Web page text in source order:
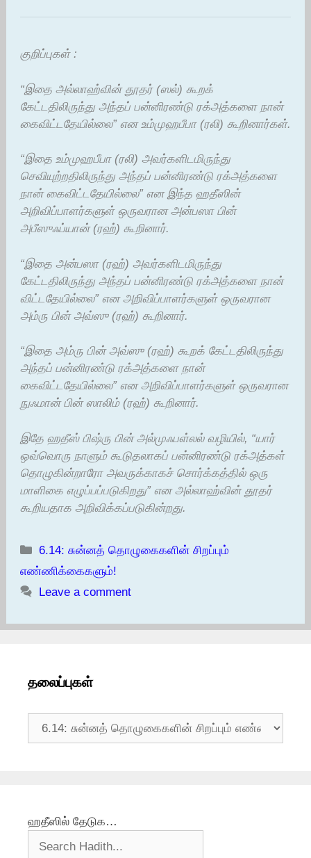
குறிப்புகள் :
“இதை அல்லாஹ்வின் தூதர் (ஸல்) கூறக்
கேட்டதிலிருந்து அந்தப் பன்னிரண்டு ரக்அத்களை நான்
கைவிட்டதேயில்லை” என உம்முஹபீபா (ரலி) கூறினார்கள்.
“இதை உம்முஹபீபா (ரலி) அவர்களிடமிருந்து
செவியுற்றதிலிருந்து அந்தப் பன்னிரண்டு ரக்அத்களை
நான் கைவிட்டதேயில்லை” என இந்த ஹதீஸின்
அறிவிப்பாளர்களுள் ஒருவரான அன்பஸா பின்
அபீஸுஃப்யான் (ரஹ்) கூறினார்.
“இதை அன்பஸா (ரஹ்) அவர்களிடமிருந்து
கேட்டதிலிருந்து அந்தப் பன்னிரண்டு ரக்அத்களை நான்
விட்டதேயில்லை” என அறிவிப்பாளர்களுள் ஒருவரான
அம்ரு பின் அவ்ஸு (ரஹ்) கூறினார்.
“இதை அம்ரு பின் அவ்ஸு (ரஹ்) கூறக் கேட்டதிலிருந்து
அந்தப் பன்னிரண்டு ரக்அத்களை நான்
கைவிட்டதேயில்லை” என அறிவிப்பாளர்களுள் ஒருவரான
நுஃமான் பின் ஸாலிம் (ரஹ்) கூறினார்.
இதே ஹதீஸ் பிஷ்ரு பின் அல்முஃபள்லல் வழியில், “யார்
ஒவ்வொரு நாளும் கூடுதலாகப் பன்னிரண்டு ரக்அத்கள்
தொழுகின்றாரோ அவருக்காகச் சொர்க்கத்தில் ஒரு
மாளிகை எழுப்பப்படுகிறது” என அல்லாஹ்வின் தூதர்
கூறியதாக அறிவிக்கப்படுகின்றது.
Categories
6.14: சுன்னத் தொழுகைகளின் சிறப்பும்
எண்ணிக்கைகளும்!
Leave a comment
தலைப்புகள்
தலைப்புகள்
ஹதீஸில் தேடுக…